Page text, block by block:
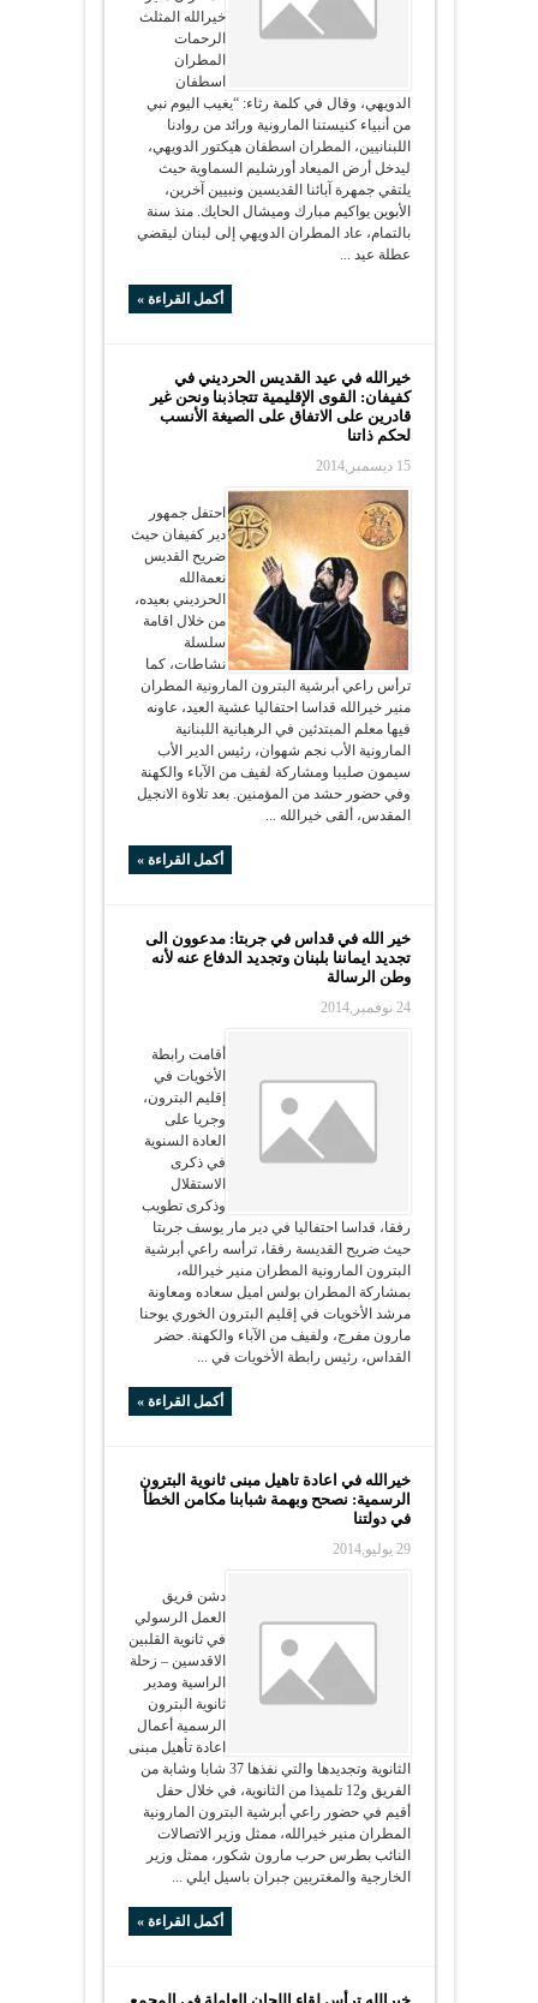
خيرالله المثلث
الرحمات
المطران
اسطفان
الدويهي، وقال في كلمة رثاء: “يغيب اليوم نبي
من أنبياء كنيستنا المارونية ورائد من روادنا
اللبنانيين، المطران اسطفان هيكتور الدويهي،
ليدخل أرض الميعاد أورشليم السماوية حيث
يلتقي جمهرة آبائنا القديسين ونبيين آخرين،
الأبوين يواكيم مبارك وميشال الحايك. منذ سنة
بالتمام، عاد المطران الدويهي إلى لبنان ليقضي
عطلة عيد ...
أكمل القراءة »
خيرالله في عيد القديس الحرديني في
كفيفان: القوى الإقليمية تتجاذبنا ونحن غير
قادرين على الاتفاق على الصيغة الأنسب
لحكم ذاتنا
15 ديسمبر,2014
احتفل جمهور
دير كفيفان حيث
ضريح القديس
نعمةالله
الحرديني بعيده،
من خلال اقامة
سلسلة
نشاطات، كما
ترأس راعي أبرشية البترون المارونية المطران
منير خيرالله قداسا احتفاليا عشية العيد، عاونه
فيها معلم المبتدئين في الرهبانية اللبنانية
المارونية الأب نجم شهوان، رئيس الدير الأب
سيمون صليبا ومشاركة لفيف من الآباء والكهنة
وفي حضور حشد من المؤمنين. بعد تلاوة الانجيل
المقدس، ألقى خيرالله ...
أكمل القراءة »
خير الله في قداس في جربتا: مدعوون الى
تجديد ايماننا بلبنان وتجديد الدفاع عنه لأنه
وطن الرسالة
24 نوفمبر,2014
أقامت رابطة
الأخويات في
إقليم البترون،
وجريا على
العادة السنوية
في ذكرى
الاستقلال
وذكرى تطويب
رفقا، قداسا احتفاليا في دير مار يوسف جربتا
حيث ضريح القديسة رفقا، ترأسه راعي أبرشية
البترون المارونية المطران منير خيرالله،
بمشاركة المطران بولس اميل سعاده ومعاونة
مرشد الأخويات في إقليم البترون الخوري يوحنا
مارون مفرج، ولفيف من الآباء والكهنة. حضر
القداس، رئيس رابطة الأخويات في ...
أكمل القراءة »
خيرالله في اعادة تاهيل مبنى ثانوية البترون
الرسمية: نصحح وبهمة شبابنا مكامن الخطأ
في دولتنا
29 يوليو,2014
دشن فريق
العمل الرسولي
في ثانوية القلبين
الاقدسين – زحلة
الراسية ومدير
ثانوية البترون
الرسمية أعمال
اعادة تأهيل مبنى
الثانوية وتجديدها والتي نفذها 37 شابا وشابة من
الفريق و12 تلميذا من الثانوية، في خلال حفل
أقيم في حضور راعي أبرشية البترون المارونية
المطران منير خيرالله، ممثل وزير الاتصالات
النائب بطرس حرب مارون شكور، ممثل وزير
الخارجية والمغتربين جبران باسيل ايلي ...
أكمل القراءة »